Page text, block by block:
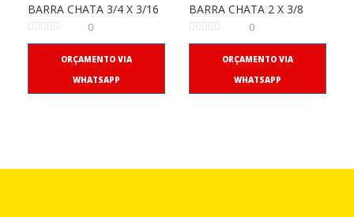
BARRA CHATA 3/4 X 3/16
0
ORÇAMENTO VIA
WHATSAPP
BARRA CHATA 2 X 3/8
0
ORÇAMENTO VIA
WHATSAPP